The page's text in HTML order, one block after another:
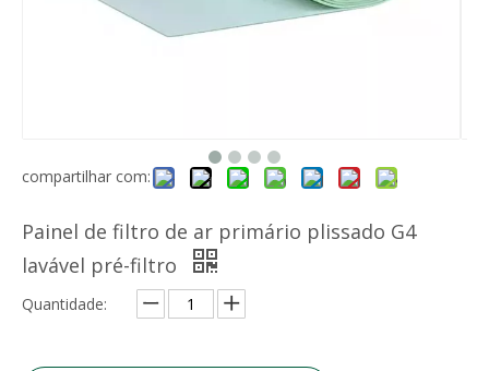
compartilhar com:
Painel de filtro de ar primário plissado G4
lavável pré-filtro
Quantidade: